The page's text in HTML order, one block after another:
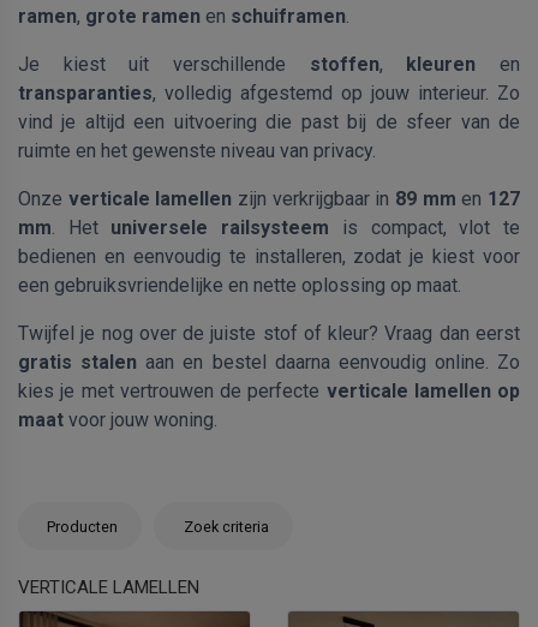
ramen, grote ramen en schuiframen.
Je kiest uit verschillende stoffen, kleuren en
transparanties, volledig afgestemd op jouw interieur. Zo
vind je altijd een uitvoering die past bij de sfeer van de
ruimte en het gewenste niveau van privacy.
Onze verticale lamellen zijn verkrijgbaar in 89 mm en 127
mm. Het universele railsysteem is compact, vlot te
bedienen en eenvoudig te installeren, zodat je kiest voor
een gebruiksvriendelijke en nette oplossing op maat.
Twijfel je nog over de juiste stof of kleur? Vraag dan eerst
gratis stalen aan en bestel daarna eenvoudig online. Zo
kies je met vertrouwen de perfecte verticale lamellen op
maat voor jouw woning.
Producten Zoek criteria
VERTICALE LAMELLEN